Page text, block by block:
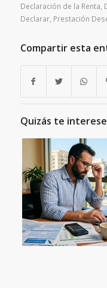
Declaración de la Renta
Declarar, Prestación
Compartir esta
Quizás te interese